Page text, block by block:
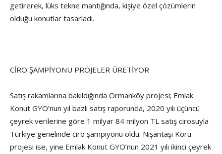
getirerek, lüks tekne mantığında, kişiye özel çözümlerin
olduğu konutlar tasarladı.
CİRO ŞAMPİYONU PROJELER ÜRETİYOR
Satış rakamlarına bakıldığında Ormanköy projesi; Emlak
Konut GYO’nun yıl bazlı satış raporunda, 2020 yılı üçüncü
çeyrek verilerine göre 1 milyar 84 milyon TL satış cirosuyla
Türkiye genelinde ciro şampiyonu oldu. Nişantaşı Koru
projesi ise, yine Emlak Konut GYO’nun 2021 yılı ikinci çeyrek